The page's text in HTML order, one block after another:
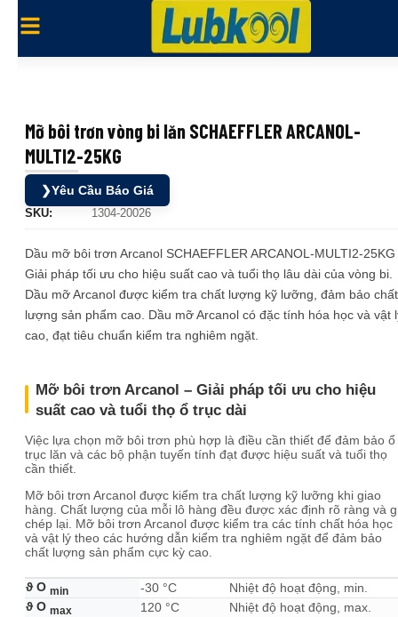
Mỡ bôi trơn vòng bi lăn SCHAEFFLER ARCANOL-
MULTI2-25KG
❯Yêu Cầu Báo Giá
SKU: 1304-20026
Dầu mỡ bôi trơn Arcanol SCHAEFFLER ARCANOL-MULTI2-25KG
Giải pháp tối ưu cho hiệu suất cao và tuổi thọ lâu dài của vòng bi.
Dầu mỡ Arcanol được kiểm tra chất lượng kỹ lưỡng, đảm bảo chất
lượng sản phẩm cao. Dầu mỡ Arcanol có đặc tính hóa học và vật
cao, đạt tiêu chuẩn kiểm tra nghiêm ngặt.
Mỡ bôi trơn Arcanol – Giải pháp tối ưu cho hiệu
suất cao và tuổi thọ ổ trục dài
Việc lựa chọn mỡ bôi trơn phù hợp là điều cần thiết để đảm bảo ổ
trục lăn và các bộ phận tuyến tính đạt được hiệu suất và tuổi thọ
cần thiết.
Mỡ bôi trơn Arcanol được kiểm tra chất lượng kỹ lưỡng khi giao
hàng. Chất lượng của mỗi lô hàng đều được xác định rõ ràng và
chép lại. Mỡ bôi trơn Arcanol được kiểm tra các tính chất hóa học
và vật lý theo các hướng dẫn kiểm tra nghiêm ngặt để đảm bảo
chất lượng sản phẩm cực kỳ cao.
ϑ O min -30 °C
Nhiệt độ hoạt động, min.
ϑ O max 120 °C
Nhiệt độ hoạt động, max.